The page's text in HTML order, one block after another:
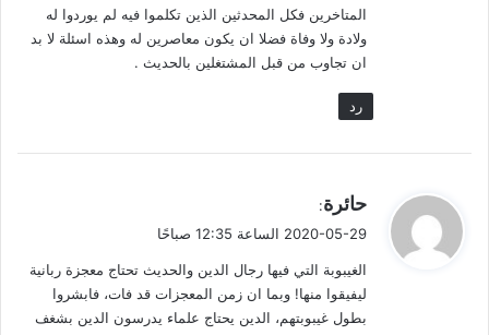
لا أستبعد أن يقول أحدهم: لكنه ندم وصار يروي عنه بعد وفاته. وأقول:
ليس هذا ما ينبغي أن نقف عنده، إنما السر الذي جعل الأعمش ينفر
صلى الله عليه وسلم وهو غلام عشر سنين، بل ويرفض الرواية عنه
إن هذا يكشف عن دور الموالي – حتى الموثقين منهم – في تشويه
صورة أمراء الإسلام وفي مقدمتهم الحجاج بن يوسف الثقفي رحمه
ونحن إنما نأخذ أصول الخلق والسلوك وضوابط العمل السياسي من
المتاخرين فكل المحدثين الذين تكلموا فيه لم يوردوا له
ولادة ولا وفاة فضلا ان يكون معاصرين له وهذه اسئلة لا بد
ان تجاوب من قبل المشتغلين بالحديث .
رد
ي
ل
حائرة:
2020-05-29 الساعة 12:35 صباحًا
الغيبوبة التي فيها رجال الدين والحديث تحتاج معجزة ربانية
ليفيقوا منها! وبما ان زمن المعجزات قد فات، فابشروا
بطول غيبوبتهم، الدين يحتاج علماء يدرسون الدين بشغف